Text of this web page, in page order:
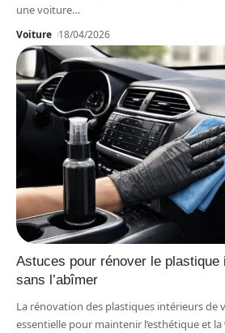
une voiture…
Voiture 18/04/2026
Astuces pour rénover le plastique
sans l’abîmer
La rénovation des plastiques intérieurs de
essentielle pour maintenir l’esthétique et